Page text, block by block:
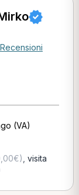
(VA)
visita